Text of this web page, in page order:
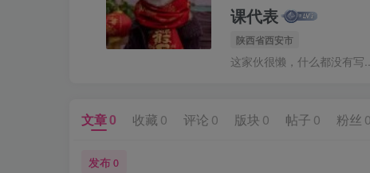
课代表
陕西省西安市
这家伙很懒，什么都没有写
文章0 收藏 0 评论 0 版块 0 帖子 0 粉丝 0
发布0